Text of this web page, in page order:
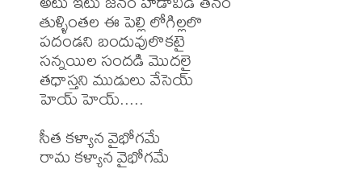
తుళ్ళింతల ఈ పెల్లి లోగిల్లలొ
పదండని బందువులొకటై
సన్నయిల సందడి మొదలై
తధాస్తని ముడులు వేసెయ్
హెయ్ హెయ్.....
సీత కళ్యాన వైభోగమే
రామ కళ్యాన వైభోగమే